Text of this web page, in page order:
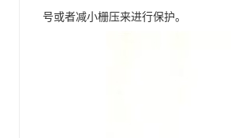
号或者减小栅压来进行保护。